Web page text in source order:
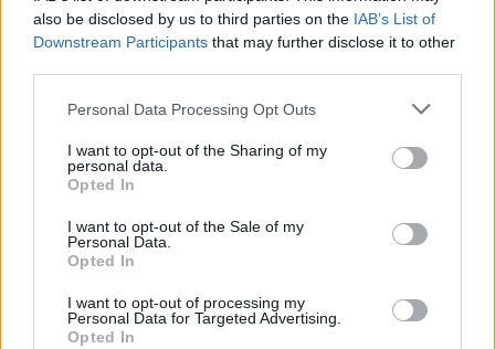
also be disclosed by us to third parties on the IAB’s List of
Downstream Participants that may further disclose it to other
Personal Data Processing Opt Outs
I want to opt-out of the Sharing of my
personal data.
Opted In
I want to opt-out of the Sale of my
Personal Data.
Opted In
I want to opt-out of processing my
Personal Data for Targeted Advertising.
Opted In